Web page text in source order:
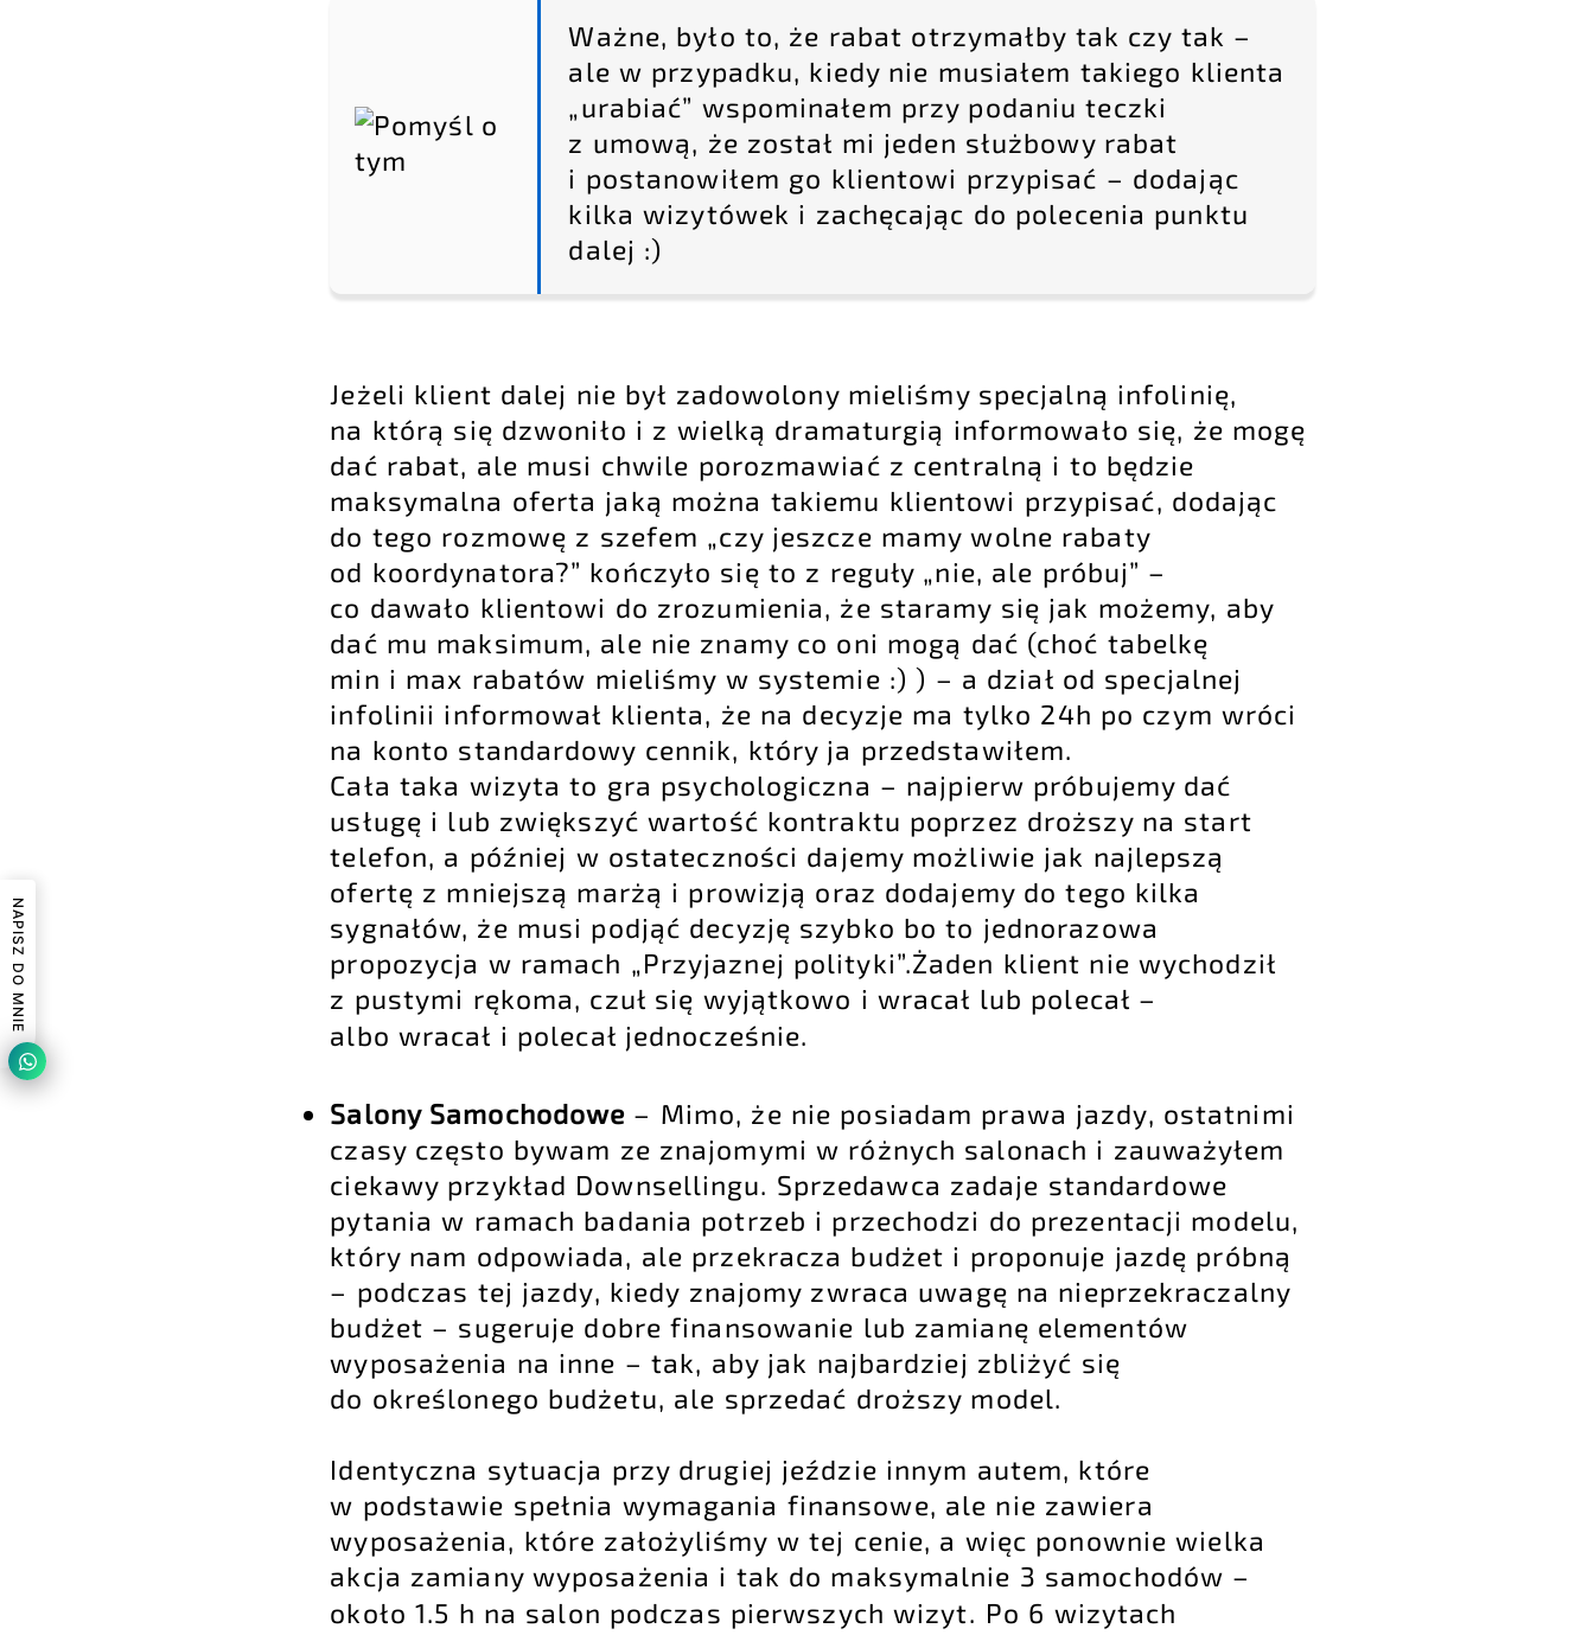
Ważne, było to, że rabat otrzymałby tak czy tak –
ale w przypadku, kiedy nie musiałem takiego klienta
„urabiać” wspominałem przy podaniu teczki
z umową, że został mi jeden służbowy rabat
i postanowiłem go klientowi przypisać – dodając
kilka wizytówek i zachęcając do polecenia punktu
dalej :)
Jeżeli klient dalej nie był zadowolony mieliśmy specjalną infolinię,
na którą się dzwoniło i z wielką dramaturgią informowało się, że mogę
dać rabat, ale musi chwile porozmawiać z centralną i to będzie
maksymalna oferta jaką można takiemu klientowi przypisać, dodając
do tego rozmowę z szefem „czy jeszcze mamy wolne rabaty
od koordynatora?” kończyło się to z reguły „nie, ale próbuj” –
co dawało klientowi do zrozumienia, że staramy się jak możemy, aby
dać mu maksimum, ale nie znamy co oni mogą dać (choć tabelkę
min i max rabatów mieliśmy w systemie :) ) – a dział od specjalnej
infolinii informował klienta, że na decyzje ma tylko 24h po czym wróci
na konto standardowy cennik, który ja przedstawiłem.
Cała taka wizyta to gra psychologiczna – najpierw próbujemy dać
usługę i lub zwiększyć wartość kontraktu poprzez droższy na start
telefon, a później w ostateczności dajemy możliwie jak najlepszą
ofertę z mniejszą marżą i prowizją oraz dodajemy do tego kilka
sygnałów, że musi podjąć decyzję szybko bo to jednorazowa
propozycja w ramach „Przyjaznej polityki”.Żaden klient nie wychodził
z pustymi rękoma, czuł się wyjątkowo i wracał lub polecał –
albo wracał i polecał jednocześnie.
Salony Samochodowe – Mimo, że nie posiadam prawa jazdy, ostatnimi
czasy często bywam ze znajomymi w różnych salonach i zauważyłem
ciekawy przykład Downsellingu. Sprzedawca zadaje standardowe
pytania w ramach badania potrzeb i przechodzi do prezentacji modelu,
który nam odpowiada, ale przekracza budżet i proponuje jazdę próbną
– podczas tej jazdy, kiedy znajomy zwraca uwagę na nieprzekraczalny
budżet – sugeruje dobre finansowanie lub zamianę elementów
wyposażenia na inne – tak, aby jak najbardziej zbliżyć się
do określonego budżetu, ale sprzedać droższy model.
Identyczna sytuacja przy drugiej jeździe innym autem, które
w podstawie spełnia wymagania finansowe, ale nie zawiera
wyposażenia, które założyliśmy w tej cenie, a więc ponownie wielka
akcja zamiany wyposażenia i tak do maksymalnie 3 samochodów –
około 1.5 h na salon podczas pierwszych wizyt. Po 6 wizytach
NAPISZ DO MNIE